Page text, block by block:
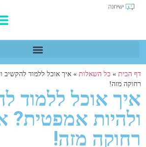
דף הבית » כל השאלות » איך אוכל ללמוד להקשיב
רחוקה מזה!
איך אוכל ללמוד
ולהיות אמפטית?
רחוקה מזה!